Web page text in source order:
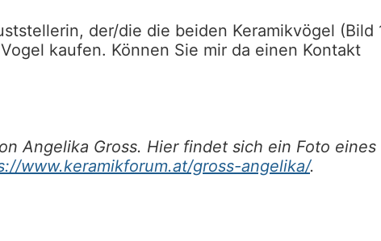
der/die die beiden Keramikvögel (Bild
kaufen. Können Sie mir da einen Kontakt
Angelika Gross. Hier findet sich ein Foto eines
www.keramikforum.at/gross-angelika/.